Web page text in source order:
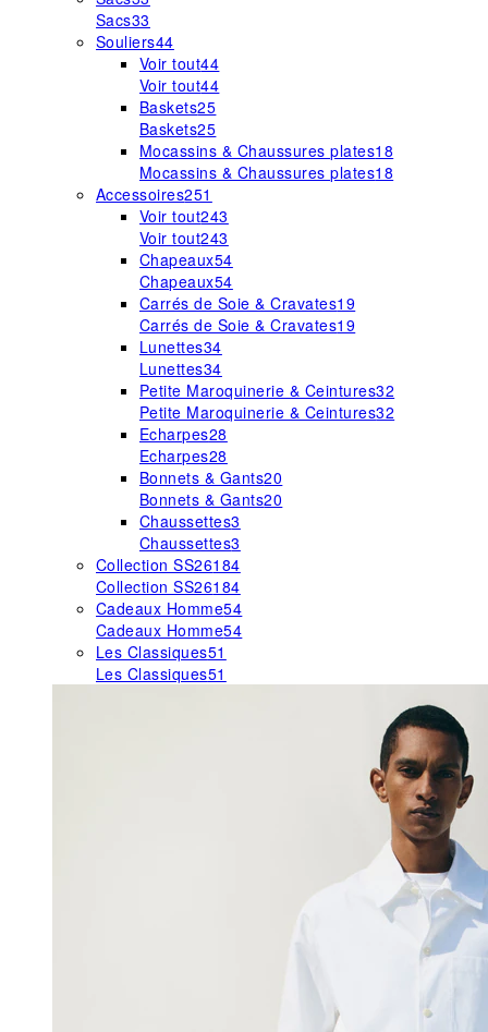
Sacs33
Souliers44
Voir tout44
Voir tout44
Baskets25
Baskets25
Mocassins & Chaussures plates18
Mocassins & Chaussures plates18
Accessoires251
Voir tout243
Voir tout243
Chapeaux54
Chapeaux54
Carrés de Soie & Cravates19
Carrés de Soie & Cravates19
Lunettes34
Lunettes34
Petite Maroquinerie & Ceintures32
Petite Maroquinerie & Ceintures32
Echarpes28
Echarpes28
Bonnets & Gants20
Bonnets & Gants20
Chaussettes3
Chaussettes3
Collection SS26184
Collection SS26184
Cadeaux Homme54
Cadeaux Homme54
Les Classiques51
Les Classiques51